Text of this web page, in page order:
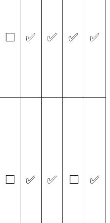
⬜ ✅ ✅ ✅ ✅
⬜ ✅ ✅ ⬜ ✅